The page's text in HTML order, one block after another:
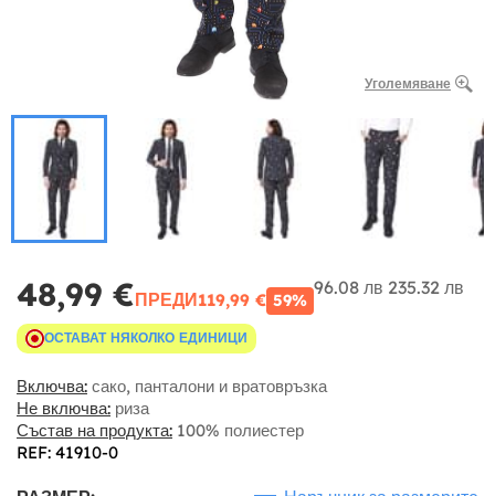
Уголемяване
48,99 €ПРЕДИ119,99 € 59%
96.08 лв 235.32 лв
ОСТАВАТ НЯКОЛКО ЕДИНИЦИ
Включва: сако, панталони и вратовръзка
Не включва: риза
Състав на продукта: 100% полиестер
REF: 41910-0